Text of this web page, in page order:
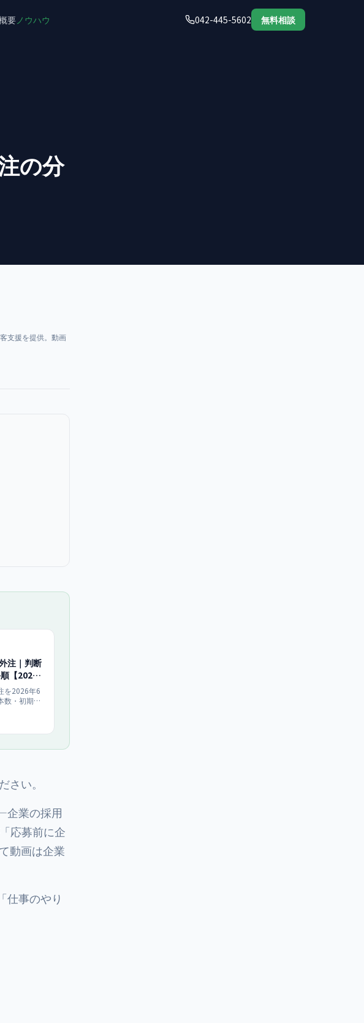
要ノウハウ 042-445-5602 無料相談
の分
支援を提供。動画
注｜判断
【2026
を2026年6
数・初期投
リッド運
2・Veo 3
さい。
企業の採用
応募前に企
動画は企業
仕事のやり